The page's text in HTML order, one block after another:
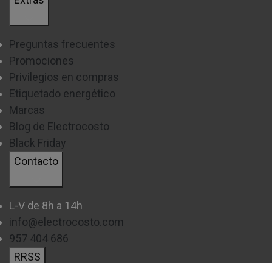
Preguntas frecuentes
Promociones
Privilegios en compras
Etiquetado energético
Marcas
Blog de Electrocosto
Black Friday
Contacto
L-V de 8h a 14h
info@electrocosto.com
957 404 686
RRSS